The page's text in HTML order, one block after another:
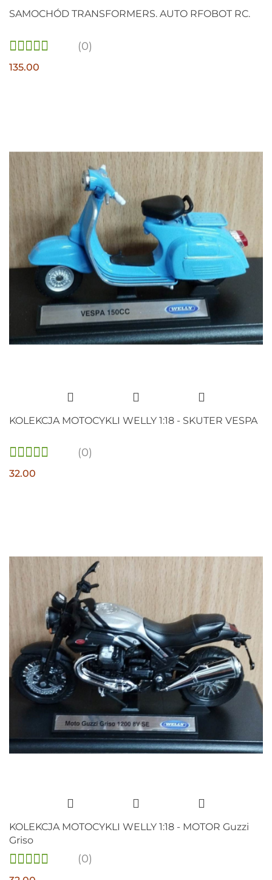
SAMOCHÓD TRANSFORMERS. AUTO RFOBOT RC.
(0)
135.00
KOLEKCJA MOTOCYKLI WELLY 1:18 - SKUTER VESPA
(0)
32.00
KOLEKCJA MOTOCYKLI WELLY 1:18 - MOTOR Guzzi
Griso
(0)